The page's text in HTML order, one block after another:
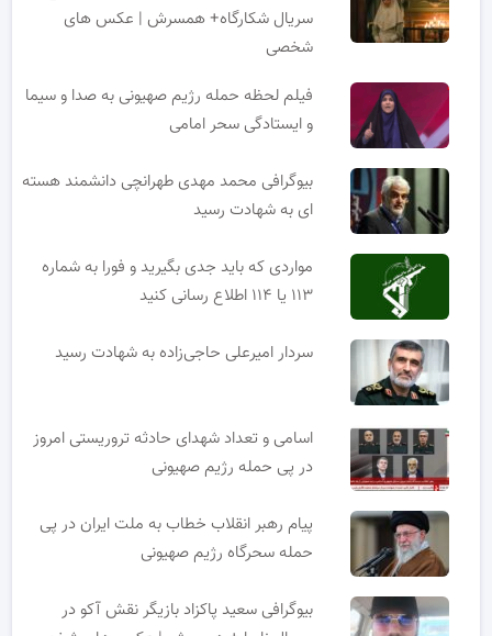
سریال شکارگاه+ همسرش | عکس های
شخصی
فیلم لحظه حمله رژیم صهیونی به صدا و سیما
و ایستادگی سحر امامی
بیوگرافی محمد مهدی طهرانچی دانشمند هسته
ای به شهادت رسید
مواردی که باید جدی بگیرید و فورا به شماره
۱۱۳ یا ۱۱۴ اطلاع رسانی کنید
سردار امیرعلی حاجی‌زاده به شهادت رسید
اسامی و تعداد شهدای حادثه تروریستی امروز
در پی حمله رژیم صهیونی
پیام رهبر انقلاب خطاب به ملت ایران در پی
حمله سحرگاه رژیم صهیونی
بیوگرافی سعید پاکزاد بازیگر نقش آکو در